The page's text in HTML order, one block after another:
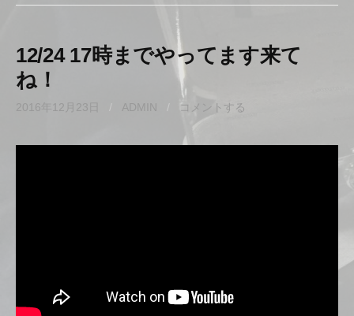
12/24 17時までやってます来て
ね！
2016年12月23日 / ADMIN / コメントする